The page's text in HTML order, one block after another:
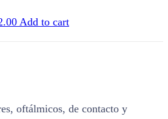
Add to cart
oftálmicos, de contacto y